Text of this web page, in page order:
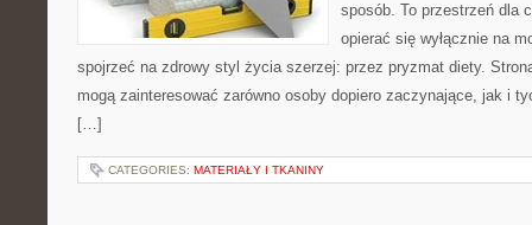
sposób. To przestrzeń dla
opierać się wyłącznie na
spojrzeć na zdrowy styl życia szerzej: przez pryzmat diety.
mogą zainteresować zarówno osoby dopiero zaczynające, jak i
[…]
CATEGORIES: MATERIAŁY I TKANINY